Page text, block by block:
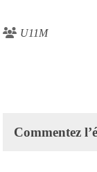
U11M
Commentez